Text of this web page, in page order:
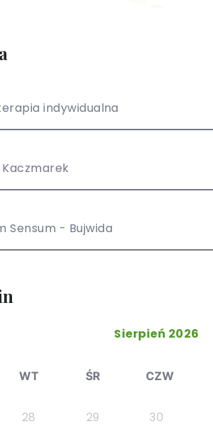
indywidualna
Sensum - Bujwida
Sierpień 2026
WT ŚR CZW
28 29 30